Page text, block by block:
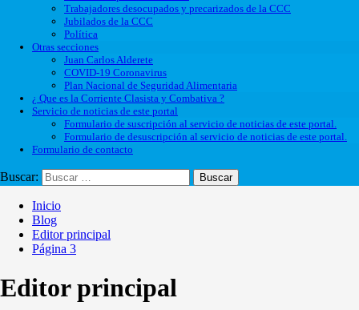
Trabajadores desocupados y precarizados de la CCC
Jubilados de la CCC
Política
Otras secciones
Juan Carlos Alderete
COVID-19 Coronavirus
Plan Nacional de Seguridad Alimentaria
¿ Que es la Corriente Clasista y Combativa ?
Servicio de noticias de este portal
Formulario de suscripción al servicio de noticias de este portal.
Formulario de desuscripción al servicio de noticias de este portal.
Formulario de contacto
Buscar:
Inicio
Blog
Editor principal
Página 3
Editor principal